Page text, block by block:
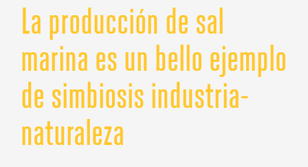
La producción de sal
marina es un bello ejemplo
de simbiosis industria-
naturaleza